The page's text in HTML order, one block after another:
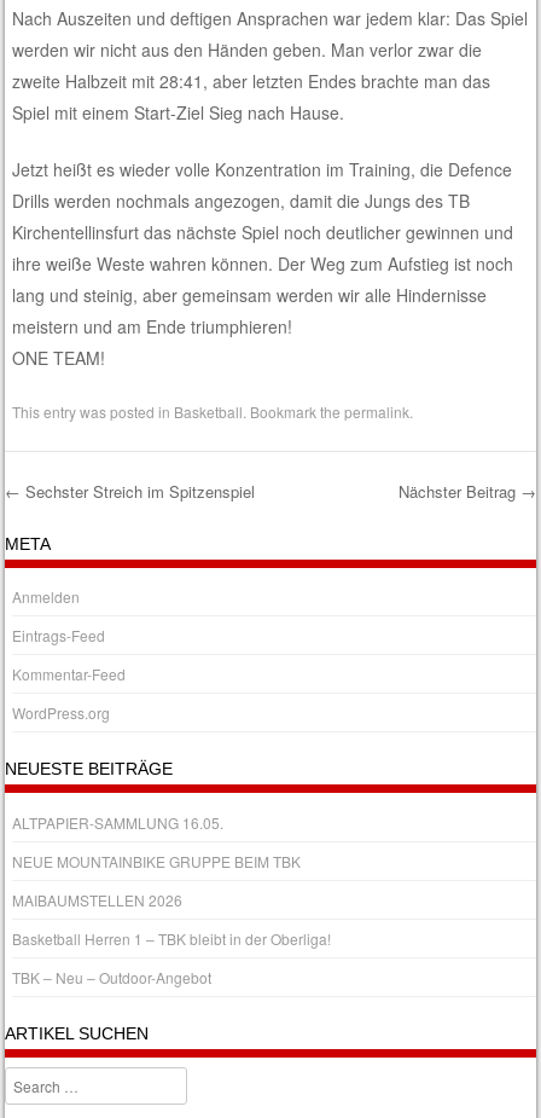
Nach Auszeiten und deftigen Ansprachen war jedem klar: Das Spiel
werden wir nicht aus den Händen geben. Man verlor zwar die
zweite Halbzeit mit 28:41, aber letzten Endes brachte man das
Spiel mit einem Start-Ziel Sieg nach Hause.
Jetzt heißt es wieder volle Konzentration im Training, die Defence
Drills werden nochmals angezogen, damit die Jungs des TB
Kirchentellinsfurt das nächste Spiel noch deutlicher gewinnen und
ihre weiße Weste wahren können. Der Weg zum Aufstieg ist noch
lang und steinig, aber gemeinsam werden wir alle Hindernisse
meistern und am Ende triumphieren!
ONE TEAM!
This entry was posted in Basketball . Bookmark thepermalink
Post navigation
← Sechster Streich im Spitzenspiel Nächster Beitrag →
META
Anmelden
Eintrags-Feed
Kommentar-Feed
WordPress.org
NEUESTE BEITRÄGE
ALTPAPIER-SAMMLUNG 16.05.
NEUE MOUNTAINBIKE GRUPPE BEIM TBK
MAIBAUMSTELLEN 2026
Basketball Herren 1 – TBK bleibt in der Oberliga!
TBK – Neu – Outdoor-Angebot
ARTIKEL SUCHEN
Search